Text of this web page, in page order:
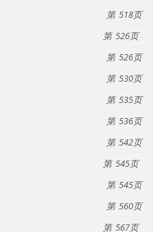
518
526
526
530
535
536
542
545
545
560
567